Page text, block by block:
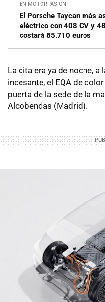
EN MOTORPASIÓN
El Porsche Taycan más
eléctrico con 408 CV y
costará 85.710 euros
La cita era ya de noche, a
incesante, el EQA de
puerta de la sede de la
Alcobendas (Madrid).